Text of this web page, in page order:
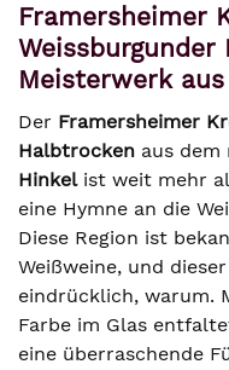
Framersheimer
Weissburgunder
Meisterwerk
Der Framersheimer
Halbtrocken aus dem
Hinkelist weit mehr
eine Hymne an die
Diese Region ist
Weißweine, und
eindrücklich, warum.
Farbe im Glas
eine überraschende